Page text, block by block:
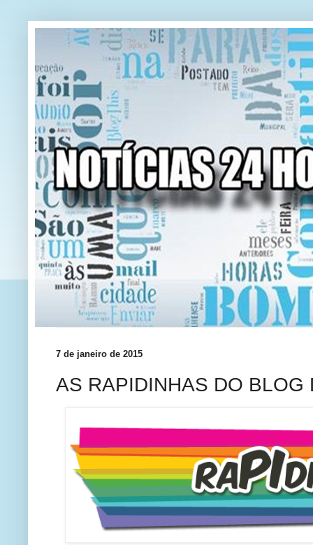
7 de janeiro de 2015
AS RAPIDINHAS DO BLOG